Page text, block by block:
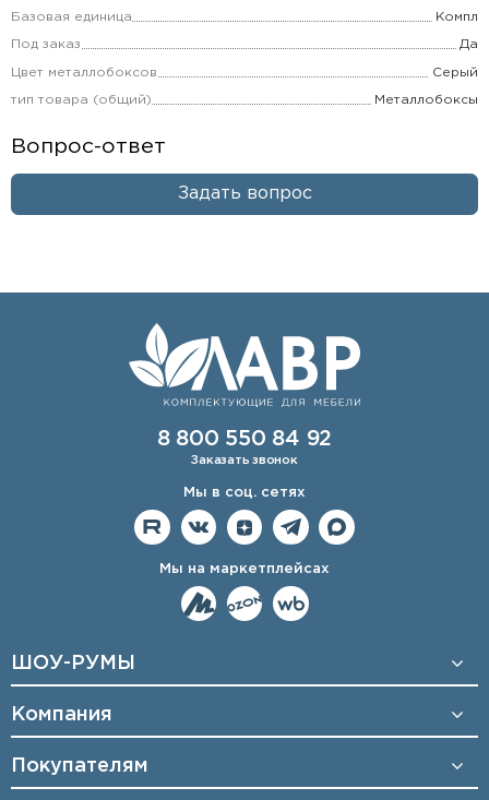
Базовая единица Компл
Под заказ Да
Цвет металлобоксов Серый
тип товара (общий) Металлобоксы
Вопрос-ответ
Задать вопрос
8 800 550 84 92
Заказать звонок
Мы в соц. сетях
Мы на маркетплейсах
ШОУ-РУМЫ
Компания
Покупателям